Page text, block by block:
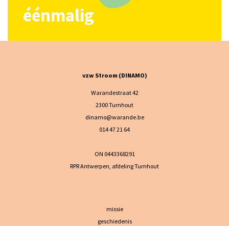
éénmalig
vzw Stroom (DINAMO)
Warandestraat 42
2300 Turnhout
dinamo@warande.be
014 47 21 64
ON 0443368291
RPR Antwerpen, afdeling Turnhout
missie
geschiedenis